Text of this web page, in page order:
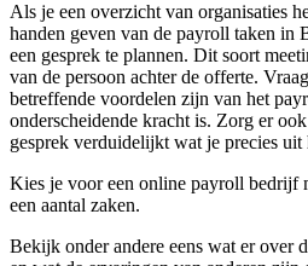
Als je een overzicht van organisaties
handen geven van de payroll taken in
een gesprek te plannen. Dit soort
van de persoon achter de offerte.
betreffende voordelen zijn van het
onderscheidende kracht is. Zorg er
gesprek verduidelijkt wat je precies
Kies je voor een online payroll bedrijf
een aantal zaken.
Bekijk onder andere eens wat er over